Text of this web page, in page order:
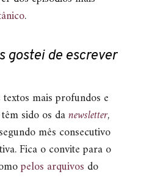
.
de escrever
mais profundos e
sido os danewsletter,
mês consecutivo
Fica o convite para o
pelos arquivos do